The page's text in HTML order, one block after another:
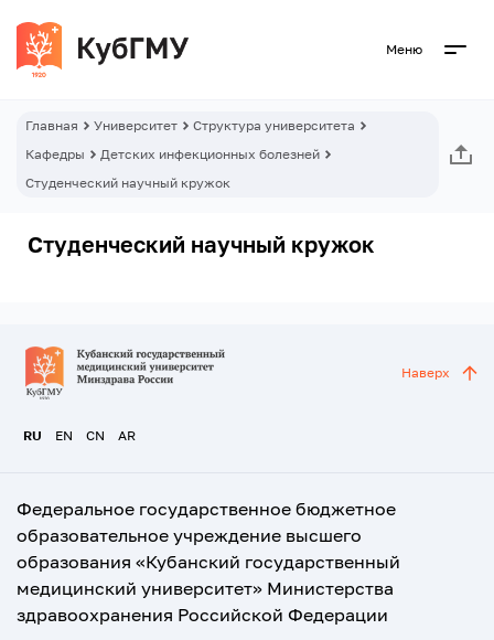
Меню
Главная Университет
Структура университета
Кафедры
Детских инфекционных болезней
Студенческий научный кружок
Студенческий научный кружок
RU EN CN AR
Наверх
Федеральное государственное бюджетное
образовательное учреждение высшего
образования «Кубанский государственный
медицинский университет» Министерства
здравоохранения Российской Федерации